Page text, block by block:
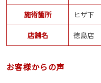
施術箇所 ヒザ下
店舗名 徳島店
お客様からの声